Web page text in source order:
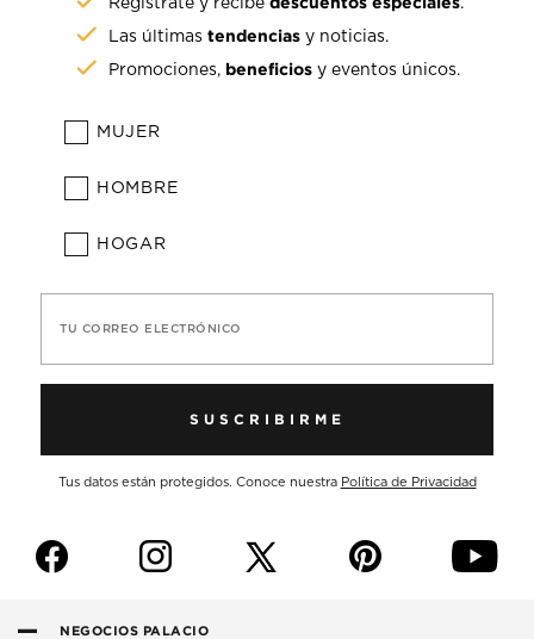
Regístrate y recibe
.
Las últimastendencias y noticias.
Promociones, beneficios y eventos únicos.
MUJER
HOMBRE
HOGAR
TU CORREO ELECTRÓNICO
SUSCRIBIRME
Tus datos están protegidos. Conoce nuestra Política de Privacidad
f i p y
NEGOCIOS PALACIO